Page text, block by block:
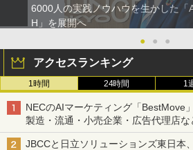
6000人の実践ノウハウを生かした「
H」を展開へ
●
● ●
アクセスランキング
1時間 24時間 1
NECのAIマーケティング「BestMove
製造・流通・小売企業・広告代理店
JBCCと日立ソリューションズ東日本